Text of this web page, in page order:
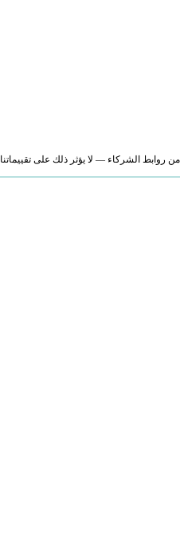
الشركاء — لا يؤثر ذلك على تقييماتنا.